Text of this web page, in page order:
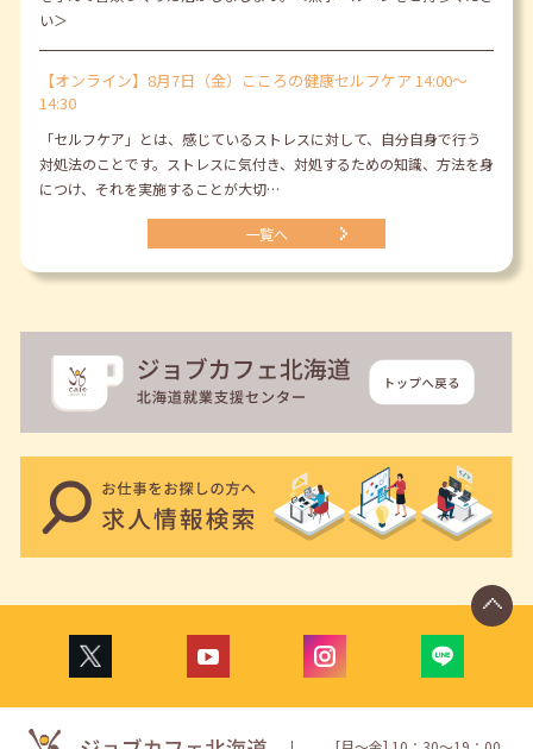
い＞
【オンライン】8月7日（金）こころの健康セルフケア 14:00～
14:30
「セルフケア」とは、感じているストレスに対して、自分自身で行う
対処法のことです。ストレスに気付き、対処するための知識、方法を身
につけ、それを実施することが大切…
一覧へ